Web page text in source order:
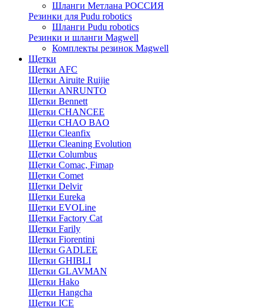
Шланги Метлана РОССИЯ
Резинки для Pudu robotics
Шланги Pudu robotics
Резинки и шланги Magwell
Комплекты резинок Magwell
Щетки
Щетки AFC
Щетки Airuite Ruijie
Щетки ANRUNTO
Щетки Bennett
Щетки CHANCEE
Щетки CHAO BAO
Щетки Cleanfix
Щетки Cleaning Evolution
Щетки Columbus
Щетки Comac, Fimap
Щетки Comet
Щетки Delvir
Щетки Eureka
Щетки EVOLine
Щетки Factory Cat
Щетки Farily
Щетки Fiorentini
Щетки GADLEE
Щетки GHIBLI
Щетки GLAVMAN
Щетки Hako
Щетки Hangcha
Щетки ICE